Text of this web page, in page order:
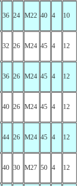
36 24 M22 40 4
10
32 26 M24 45 4
12
36 26 M24 45 4
12
40 26 M24 45 4
12
44 26 M24 45 4
12
40 30 M27 50 4
12